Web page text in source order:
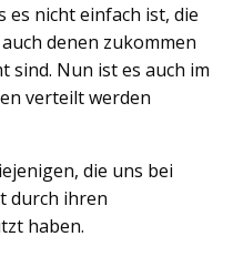
es nicht einfach ist, die
denen zukommen
sind. Nun ist es auch im
verteilt werden
die uns bei
durch ihren
haben.